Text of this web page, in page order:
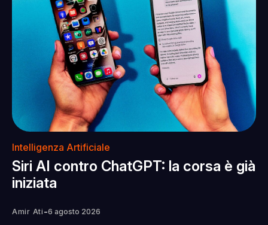
Intelligenza Artificiale
Siri AI contro ChatGPT: la corsa è già
iniziata
Amir Ati -6 agosto 2026